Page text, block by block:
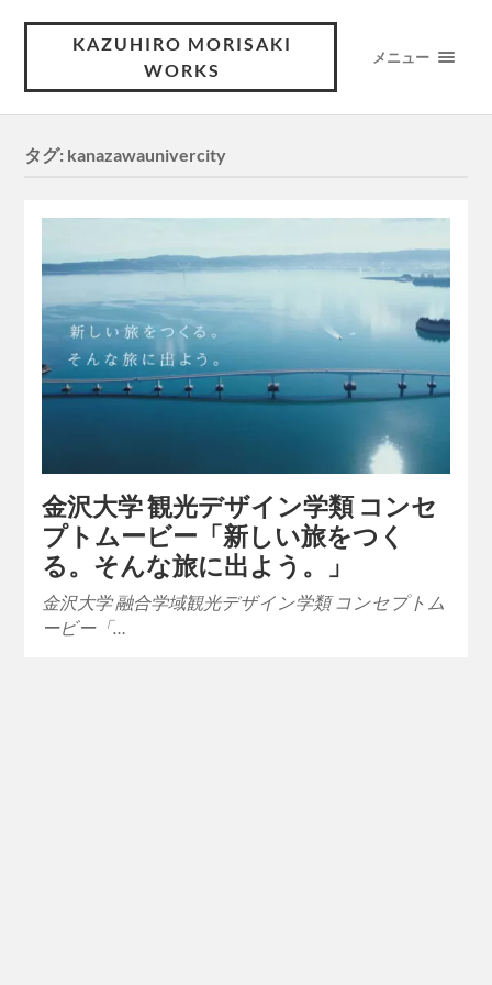
KAZUHIRO MORISAKI
WORKS
メニュー
タグ: kanazawaunivercity
金沢大学 観光デザイン学類 コンセ
プトムービー「新しい旅をつく
る。そんな旅に出よう。」
金沢大学 融合学域観光デザイン学類 コンセプトム
ービー「…